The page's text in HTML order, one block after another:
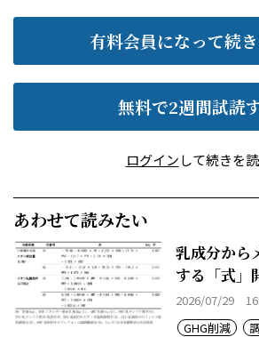
有料会員になって続
無料で2週間試読
ログインして続きを
あわせて読みたい
乳成分から
する「式」
2026/07/29
GHG削減